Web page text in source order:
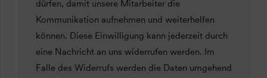
dürfen, damit unsere Mitarbeiter die
Kommunikation aufnehmen und weiterhelfen
können. Diese Einwilligung kann jederzeit durch
eine Nachricht an uns widerrufen werden. Im
Falle des Widerrufs werden die Daten umgehend